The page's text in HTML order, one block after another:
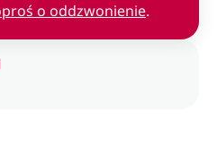
o oddzwonienie.